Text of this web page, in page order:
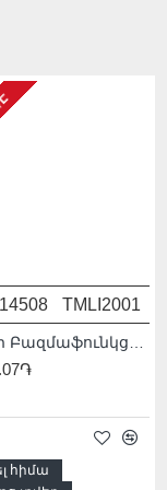
14508 TMLI2001
հիմա